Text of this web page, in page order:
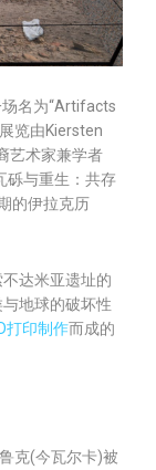
名为“Artifacts
览由Kiersten
艺术家兼学者
砾与重生：共存
的伊拉克历
达米亚遗址的
地球的破坏性
打印制作而成的
克(今瓦尔卡)被